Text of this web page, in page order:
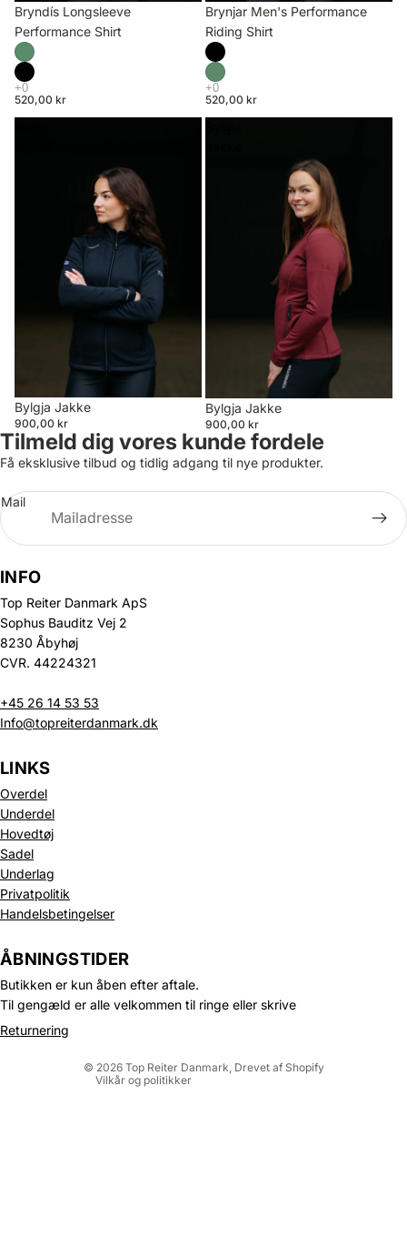
Bryndís Longsleeve
Performance Shirt
520,00 kr
Brynjar Men's Performance
Riding Shirt
520,00 kr
Bylgja Jakke
900,00 kr
Bylgja Jakke
900,00 kr
Tilmeld dig vores kunde fordele
Få eksklusive tilbud og tidlig adgang til nye produkter.
Mail
INFO
Top Reiter Danmark ApS
Sophus Bauditz Vej 2
8230 Åbyhøj
CVR. 44224321
+45 26 14 53 53
Info@topreiterdanmark.dk
LINKS
Overdel
Underdel
Hovedtøj
Sadel
Underlag
Privatpolitik
Handelsbetingelser
ÅBNINGSTIDER
Butikken er kun åben efter aftale.
Til gengæld er alle velkommen til ringe eller skrive
Returnering
© 2026 Top Reiter Danmark , Drevet af Shopify
Vilkår og politikker
Politik om beskyttelse af persondata
Refusionspolitik
Leveringspolitik